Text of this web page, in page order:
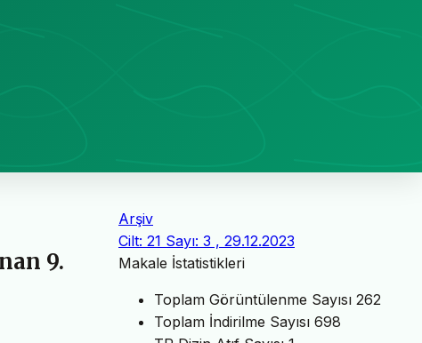
9.
Arşiv
Cilt: 21 Sayı: 3 , 29.12.2023
Makale İstatistikleri
Toplam Görüntülenme Sayısı 262
Toplam İndirilme Sayısı 698